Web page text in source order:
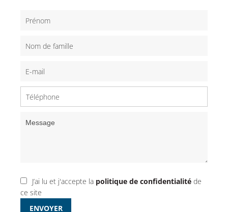
J’ai lu et j'accepte la politique de confidentialité de
ce site
ENVOYER